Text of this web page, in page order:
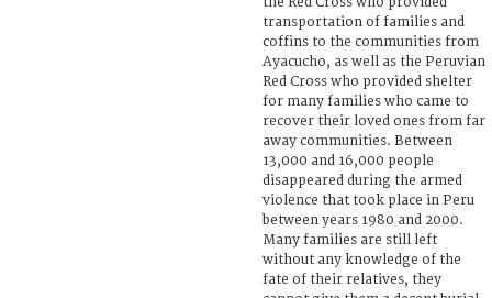
transportation of families and
coffins to the communities from
Ayacucho, as well as the Peruvian
Red Cross who provided shelter
for many families who came to
recover their loved ones from far
away communities. Between
13,000 and 16,000 people
disappeared during the armed
violence that took place in Peru
between years 1980 and 2000.
Many families are still left
without any knowledge of the
fate of their relatives, they